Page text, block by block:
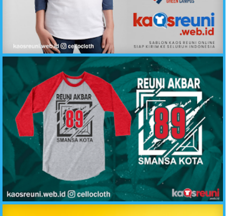
Desain Kaos Reuni Alumni Green Campus 1994 - Kaos Reuni
Sablon Kaos Reuni Akbar Angkatan 98 SMANSA - Desain Sablon Kaos Reuni Online